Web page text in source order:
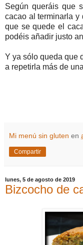
Según queráis que
cacao al terminarla y
que se quede el
podéis añadir justo
Y ya sólo queda que
a repetirla más de
Mi menú sin gluten en
Compartir
lunes, 5 de agosto de 2019
Bizcocho de